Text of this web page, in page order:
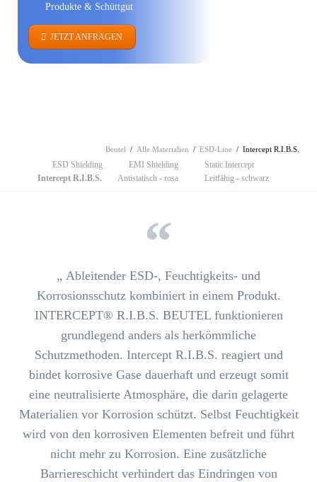
Produkte & Schüttgut
JETZT ANFRAGEN
Beutel Alle Materialien ESD-Line Intercept R.I.B.S.
Navigation
überspringen
ESD Shielding EMI Shielding
Static Intercept
Intercept R.I.B.S.
Antistatisch - rosa Leitfähig - schwarz
„ Ableitender ESD-, Feuchtigkeits- und
Korrosionsschutz kombiniert in einem Produkt.
INTERCEPT® R.I.B.S. BEUTEL funktionieren
grundlegend anders als herkömmliche
Schutzmethoden. Intercept R.I.B.S. reagiert und
bindet korrosive Gase dauerhaft und erzeugt somit
eine neutralisierte Atmosphäre, die darin gelagerte
Materialien vor Korrosion schützt. Selbst Feuchtigkeit
wird von den korrosiven Elementen befreit und führt
nicht mehr zu Korrosion. Eine zusätzliche
Barriereschicht verhindert das Eindringen von